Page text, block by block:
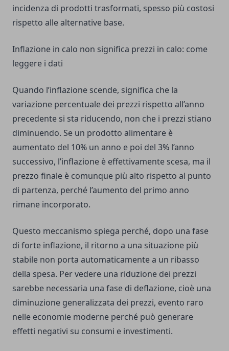
incidenza di prodotti trasformati, spesso più costosi
rispetto alle alternative base.
Inflazione in calo non significa prezzi in calo: come
leggere i dati
Quando l’inflazione scende, significa che la
variazione percentuale dei prezzi rispetto all’anno
precedente si sta riducendo, non che i prezzi stiano
diminuendo. Se un prodotto alimentare è
aumentato del 10% un anno e poi del 3% l’anno
successivo, l’inflazione è effettivamente scesa, ma il
prezzo finale è comunque più alto rispetto al punto
di partenza, perché l’aumento del primo anno
rimane incorporato.
Questo meccanismo spiega perché, dopo una fase
di forte inflazione, il ritorno a una situazione più
stabile non porta automaticamente a un ribasso
della spesa. Per vedere una riduzione dei prezzi
sarebbe necessaria una fase di deflazione, cioè una
diminuzione generalizzata dei prezzi, evento raro
nelle economie moderne perché può generare
effetti negativi su consumi e investimenti.